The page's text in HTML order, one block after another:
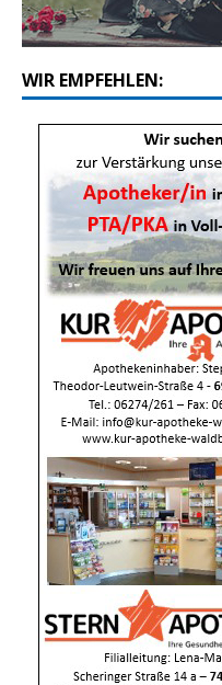
WIR EMPFEHLEN: